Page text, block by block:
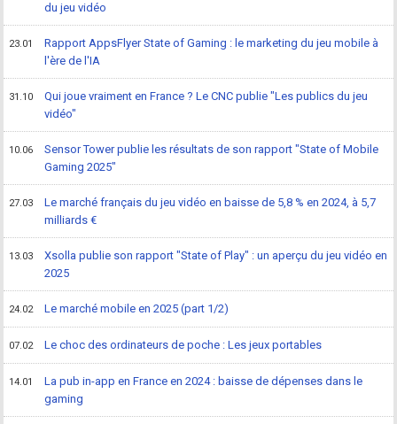
du jeu vidéo
23.01
Rapport AppsFlyer State of Gaming : le marketing du jeu mobile à
l'ère de l'IA
31.10
Qui joue vraiment en France ? Le CNC publie "Les publics du jeu
vidéo"
10.06
Sensor Tower publie les résultats de son rapport "State of Mobile
Gaming 2025"
27.03
Le marché français du jeu vidéo en baisse de 5,8 % en 2024, à 5,7
milliards €
13.03
Xsolla publie son rapport "State of Play" : un aperçu du jeu vidéo en
2025
24.02 Le marché mobile en 2025 (part 1/2)
07.02 Le choc des ordinateurs de poche : Les jeux portables
14.01
La pub in-app en France en 2024 : baisse de dépenses dans le
gaming